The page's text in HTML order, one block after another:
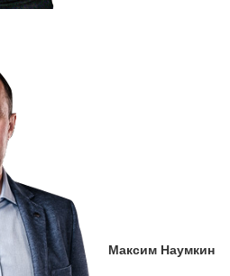
Максим Наумкин